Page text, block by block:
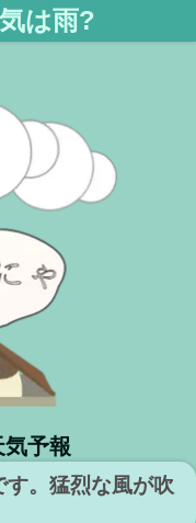
は雨?
予報
。猛烈な風が吹